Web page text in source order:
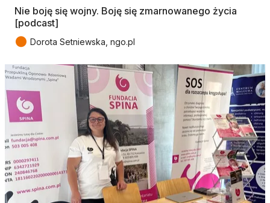
Nie boję się wojny. Boję się zmarnowanego życia
[podcast]
● Dorota Setniewska, ngo.pl